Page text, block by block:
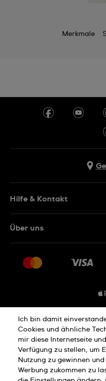
Merkmale
Hilfe & Kontakt
Rücksendung und
Über uns
Jobs
Cookies Hinweis
Ich bin damit
Cookies und ähnliche
mir diese Internetseite
Verfügung zu stellen, um
Nutzung zu gewinnen
Werbung zukommen zu